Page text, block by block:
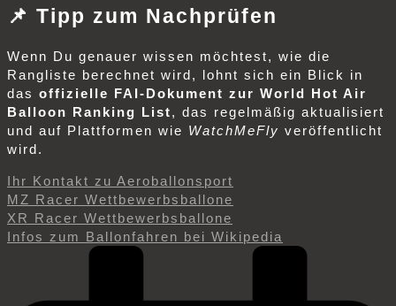
📌 Tipp zum Nachprüfen
Wenn Du genauer wissen möchtest, wie die
Rangliste berechnet wird, lohnt sich ein Blick in
das offizielle FAI‑Dokument zur World Hot Air
Balloon Ranking List, das regelmäßig aktualisiert
und auf Plattformen wie WatchMeFly veröffentlicht
wird.
Ihr Kontakt zu Aeroballonsport
MZ Racer Wettbewerbsballone
XR Racer Wettbewerbsballone
Infos zum Ballonfahren bei Wikipedia